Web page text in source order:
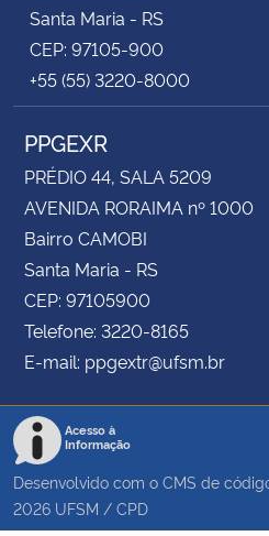
Santa Maria - RS
CEP: 97105-900
+55 (55) 3220-8000
PPGEXR
PRÉDIO 44, SALA 5209
AVENIDA RORAIMA nº 1000
Bairro CAMOBI
Santa Maria - RS
CEP: 97105900
Telefone: 3220-8165
E-mail: ppgextr@ufsm.br
Acesso à
Informação
Desenvolvido com o CMS de
2026 UFSM / CPD